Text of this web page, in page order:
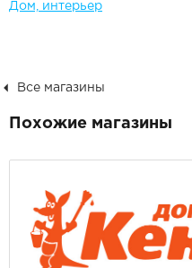
Дом, интерьер
Все магазины
Похожие магазины